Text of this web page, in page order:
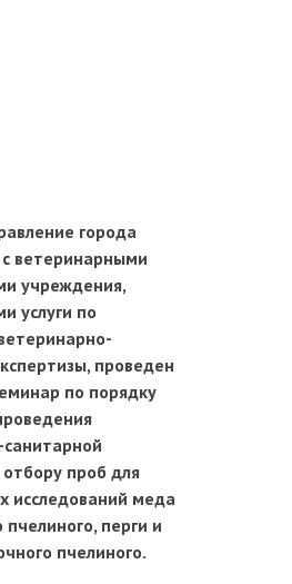
города
ветеринарными
учреждения,
услуги по
проведен
по порядку
проб для
исследований меда
пчелиного, перги и
пчелиного.